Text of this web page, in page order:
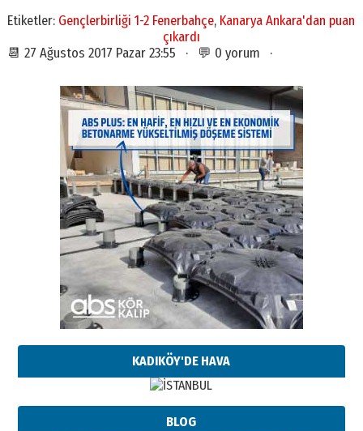
Etiketler: Gençlerbirliği 1-2 Fenerbahçe, Kanarya Ankara'dan puan
çıkardı
📆 27 Ağustos 2017 Pazar 23:55 · 💬 0 yorum ·
KADIKÖY'DE HAVA
BLOG